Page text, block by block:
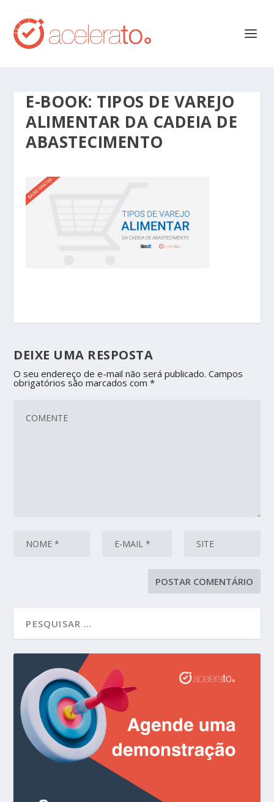
E-BOOK: TIPOS DE VAREJO
ALIMENTAR DA CADEIA DE
ABASTECIMENTO
DEIXE UMA RESPOSTA
O seu endereço de e-mail não será publicado. Campos
obrigatórios são marcados com*